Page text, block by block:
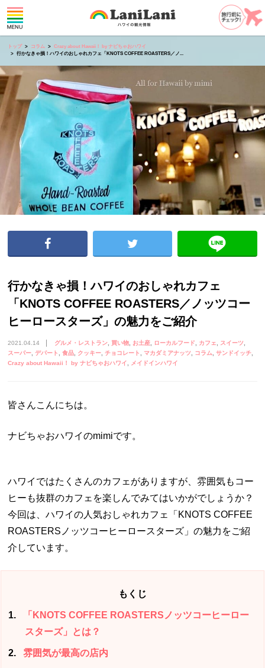
トップ コラム
Crazy about Hawaii！ by ナビちゃおハワイ
行かなきゃ損！ハワイのおしゃれカフェ「KNOTS COFFEE ROASTERS／ノ...
行かなきゃ損！ハワイのおしゃれカフェ
「KNOTS COFFEE ROASTERS／ノッツコー
ヒーロースターズ」の魅力をご紹介
2021.04.14 グルメ・レストラン 買い物 お土産 ローカルフード カフェ
スイーツ
スーパー デパート 食品 クッキー チョコレート マカダミアナッツ コラム サンドイッチ
Crazy about Hawaii！ by ナビちゃおハワイ メイドインハワイ
皆さんこんにちは。
ナビちゃおハワイのmimiです。
ハワイではたくさんのカフェがありますが、雰囲気もコー
ヒーも抜群のカフェを楽しんでみてはいかがでしょうか？
今回は、ハワイの人気おしゃれカフェ「KNOTS COFFEE
ROASTERSノッツコーヒーロースターズ」の魅力をご紹
介しています。
もくじ
1
「KNOTS COFFEE ROASTERSノッツコーヒーロー
スターズ」とは？
2 雰囲気が最高の店内